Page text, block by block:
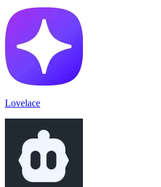
Lovelace